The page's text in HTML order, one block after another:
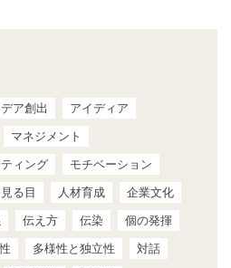
ア創出
アイディア
マネジメント
ティング
モチベーション
る目 人材育成
企業文化
伝え方 伝染
個の発揮
多様性と独立性
対話